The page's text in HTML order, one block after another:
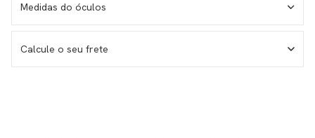
Medidas do óculos
Medida da lente – 53 mm
Medida do frontal total – 143 mm
Calcule o seu frete